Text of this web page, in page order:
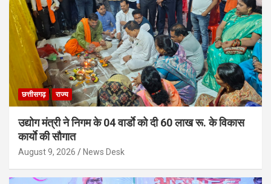
छत्तीसगढ़ राज्य
उद्योग मंत्री ने निगम के 04 वार्डाे को दी 60 लाख रू. के विकास
कार्याे की सौगात
August 9, 2026 News Desk